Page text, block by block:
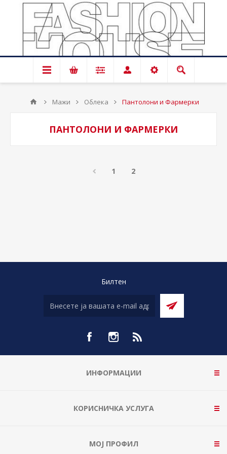
Мажи Облека Пантолони и Фармерки
ПАНТОЛОНИ И ФАРМЕРКИ
1 2
Билтен
ИНФОРМАЦИИ
КОРИСНИЧКА УСЛУГА
МОЈ ПРОФИЛ